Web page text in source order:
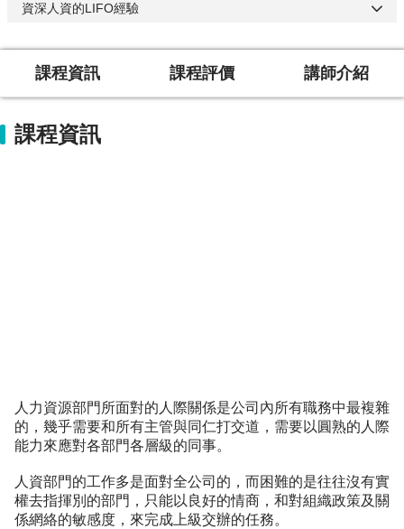
資深人資的LIFO經驗
課程資訊 課程評價 講師介紹
課程資訊
人力資源部門所面對的人際關係是公司內所有職務中最複雜
的，幾乎需要和所有主管與同仁打交道，需要以圓熟的人際
能力來應對各部門各層級的同事。
人資部門的工作多是面對全公司的，而困難的是往往沒有實
權去指揮別的部門，只能以良好的情商，和對組織政策及關
係網絡的敏感度，來完成上級交辦的任務。